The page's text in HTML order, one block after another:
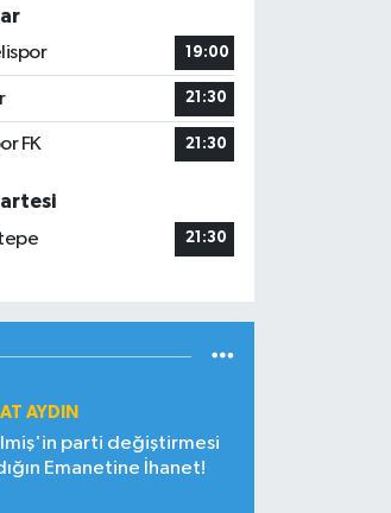
19:00
21:30
FK 21:30
21:30
AYDIN
parti değiştirmesi
Emanetine İhanet!